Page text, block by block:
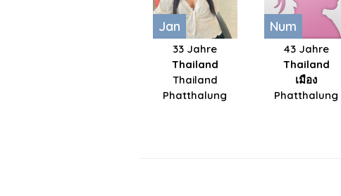
Jan
33 Jahre
Thailand
Thailand
Phatthalung
Num
43 Jahre
Thailand
เมือง
Phatthalung